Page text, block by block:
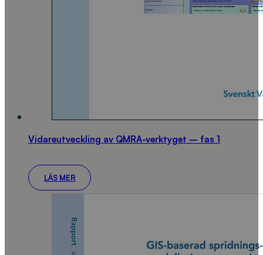
Vidareutveckling av QMRA-verktyget – fas 1
LÄS MER